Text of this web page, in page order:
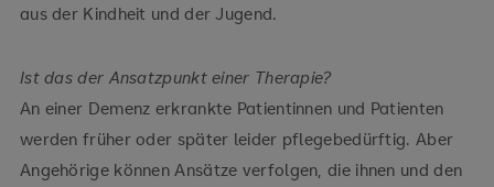
aus der Kindheit und der Jugend.
Ist das der Ansatzpunkt einer Therapie?
An einer Demenz erkrankte Patientinnen und Patienten
werden früher oder später leider pflegebedürftig. Aber
Angehörige können Ansätze verfolgen, die ihnen und den